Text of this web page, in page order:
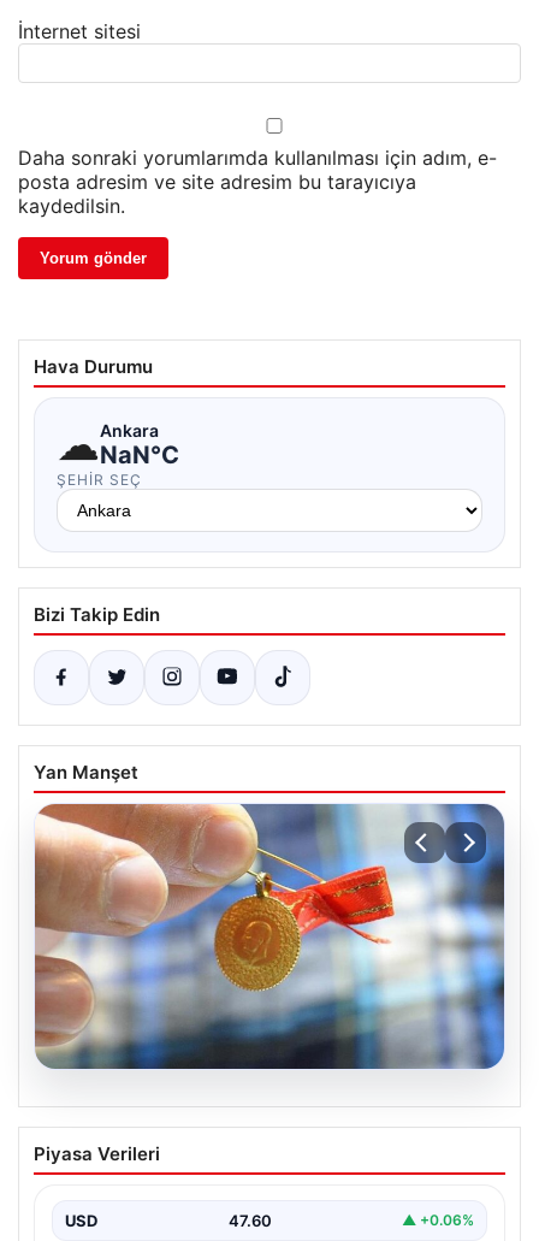
İnternet sitesi
Daha sonraki yorumlarımda kullanılması için adım, e-
posta adresim ve site adresim bu tarayıcıya
kaydedilsin.
Hava Durumu
☁Ankara
NaN°C
ŞEHIR SEÇ
Bizi Takip Edin
Yan Manşet
Altın fiyatları canlı 8 Nisan 2026: Altın
fiyatları ne kadar oldu? Gram, çeyrek,
fiyatları
Piyasa Verileri
USD 47.60 ▲ +0.06%